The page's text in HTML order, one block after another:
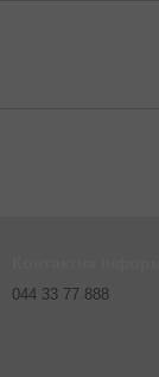
044 33 77 888